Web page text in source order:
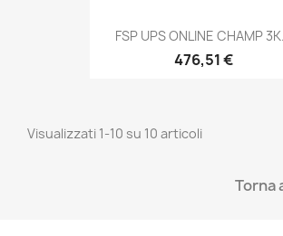
FSP UPS ONLINE CHAMP
476,51 €
Visualizzati 1-10 su 10 articoli
Torna